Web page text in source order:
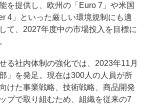
を提供し、欧州の「Euro 7」や米国
4」といった厳しい環境規制にも適
て、2027年度中の市場投入を目標に
る社内体制の強化では、2023年11月
」を発足。現在は300人の人員が所
けた事業戦略、技術戦略、商品開発
プで取り組むため、組織を従来の7